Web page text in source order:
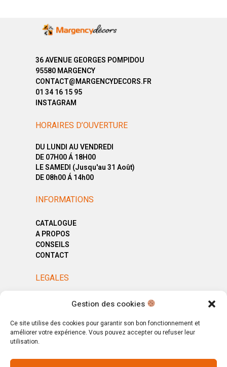
Gestion des cookies
Ce site utilise des cookies pour garantir son bon fonctionnement et
améliorer votre expérience. Vous pouvez accepter ou refuser leur
utilisation.
36 AVENUE GEORGES POMPIDOU
95580 MARGENCY
CONTACT@MARGENCYDECORS.FR
01 34 16 15 95
INSTAGRAM
HORAIRES D’OUVERTURE
DU LUNDI AU VENDREDI
DE 07H00 Á 18H00
LE SAMEDI (Jusqu'au 31 Août)
DE 08h00 Á 14h00
INFORMATIONS
CATALOGUE
A PROPOS
CONSEILS
CONTACT
LEGALES
MENTIONS LÉGALES
CGV